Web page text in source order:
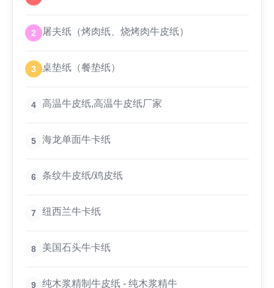
2 屠夫纸（烤肉纸、烧烤肉牛皮纸）
3 桌垫纸（餐垫纸）
4 高温牛皮纸,高温牛皮纸厂家
5 海龙单面牛卡纸
6 条纹牛皮纸/鸡皮纸
7 纽西兰牛卡纸
8 美国石头牛卡纸
9 纯木浆精制牛皮纸 - 纯木浆精牛